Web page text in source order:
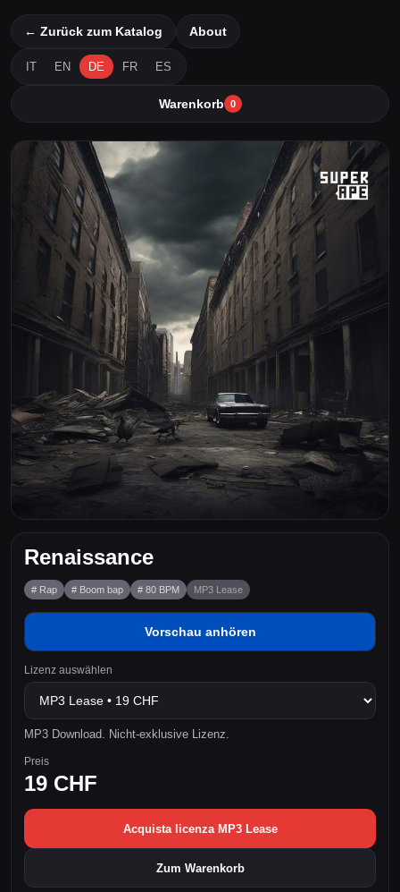
← Zurück zum Katalog About
IT EN DE FR ES
Warenkorb 0
Renaissance
# Rap # Boom bap # 80 BPM MP3 Lease
Vorschau anhören
Lizenz auswählen
MP3 Download. Nicht-exklusive Lizenz.
Preis
19 CHF
Acquista licenza MP3 Lease
Zum Warenkorb